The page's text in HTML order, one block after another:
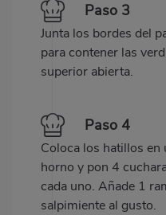
Paso 3
Junta los bordes del
para contener las
superior abierta.
Paso 4
Coloca los hatillos en
horno y pon 4
cada uno. Añade 1
salpimiente al gusto.